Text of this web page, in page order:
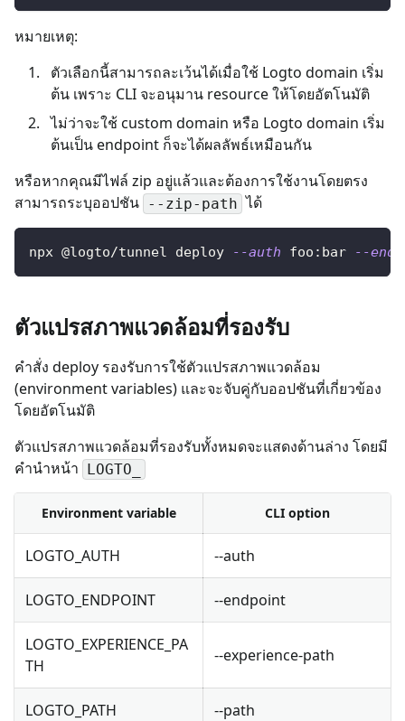
หมายเหตุ:
ตัวเลือกนี้สามารถละเว้นได้เมื่อใช้ Logto domain เริ่ม
ต้น เพราะ CLI จะอนุมาน resource ให้โดยอัตโนมัติ
ไม่ว่าจะใช้ custom domain หรือ Logto domain เริ่ม
ต้นเป็น endpoint ก็จะได้ผลลัพธ์เหมือนกัน
หรือหากคุณมีไฟล์ zip อยู่แล้วและต้องการใช้งานโดยตรง
สามารถระบุออปชัน --zip-path ได้
npx @logto/tunnel deploy --auth foo:bar --
ตัวแปรสภาพแวดล้อมที่รองรับ
คำสั่ง deploy รองรับการใช้ตัวแปรสภาพแวดล้อม
(environment variables) และจะจับคู่กับออปชันที่เกี่ยวข้อง
โดยอัตโนมัติ
ตัวแปรสภาพแวดล้อมที่รองรับทั้งหมดจะแสดงด้านล่าง โดยมี
คำนำหน้า LOGTO_
Environment variable CLI option
LOGTO_AUTH --auth
LOGTO_ENDPOINT --endpoint
LOGTO_EXPERIENCE_PA
TH
--experience-path
LOGTO_PATH --path